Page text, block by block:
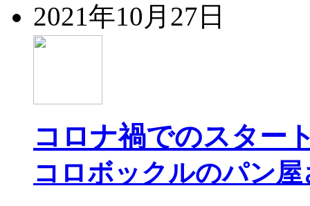
2021年10月27日
コロナ禍でのスター
コロボックルのパン屋